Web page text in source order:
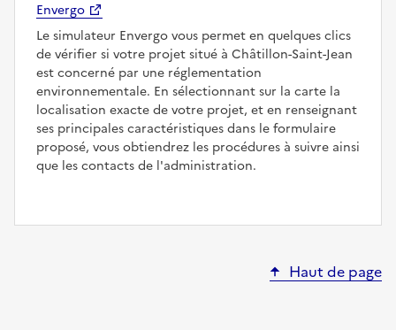
Envergo
Le simulateur Envergo vous permet en quelques clics
de vérifier si votre projet situé à Châtillon-Saint-Jean
est concerné par une réglementation
environnementale. En sélectionnant sur la carte la
localisation exacte de votre projet, et en renseignant
ses principales caractéristiques dans le formulaire
proposé, vous obtiendrez les procédures à suivre ainsi
que les contacts de l'administration.
Haut de page